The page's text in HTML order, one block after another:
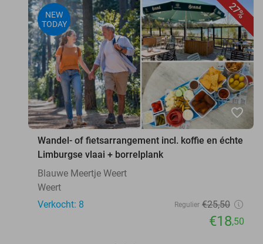
27%
NEW
TODAY
favorite_border
Wandel- of fietsarrangement incl. koffie en échte
Limburgse vlaai + borrelplank
Blauwe Meertje Weert
Weert
Verkocht: 8
Regulier €25,50
€18,50